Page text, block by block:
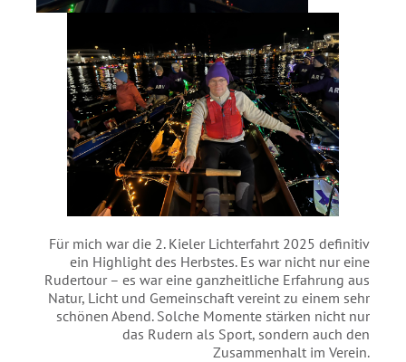
Für mich war die 2. Kieler Lichterfahrt 2025 definitiv
ein Highlight des Herbstes. Es war nicht nur eine
Rudertour – es war eine ganzheitliche Erfahrung aus
Natur, Licht und Gemeinschaft vereint zu einem sehr
schönen Abend. Solche Momente stärken nicht nur
das Rudern als Sport, sondern auch den
Zusammenhalt im Verein.